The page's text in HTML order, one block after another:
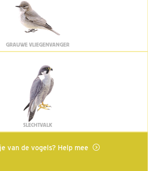
GRAUWE VLIEGENVANGER
SLECHTVALK
van de vogels? Help mee